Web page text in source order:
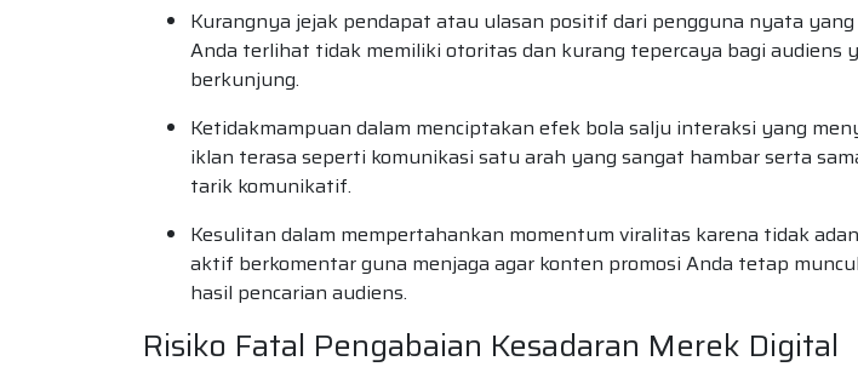
Kurangnya jejak pendapat atau ulasan positif dari pengguna nyata
Anda terlihat tidak memiliki otoritas dan kurang tepercaya bagi audiens
berkunjung.
Ketidakmampuan dalam menciptakan efek bola salju interaksi yang
iklan terasa seperti komunikasi satu arah yang sangat hambar serta
tarik komunikatif.
Kesulitan dalam mempertahankan momentum viralitas karena tidak
aktif berkomentar guna menjaga agar konten promosi Anda tetap
hasil pencarian audiens.
Risiko Fatal Pengabaian Kesadaran Merek Digital